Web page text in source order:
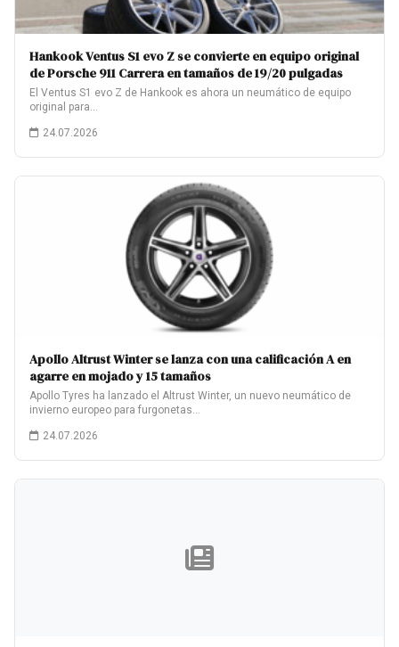
Hankook Ventus S1 evo Z se convierte en equipo original
de Porsche 911 Carrera en tamaños de 19/20 pulgadas
El Ventus S1 evo Z de Hankook es ahora un neumático de equipo
original para…
24.07.2026
Apollo Altrust Winter se lanza con una calificación A en
agarre en mojado y 15 tamaños
Apollo Tyres ha lanzado el Altrust Winter, un nuevo neumático de
invierno europeo para furgonetas…
24.07.2026